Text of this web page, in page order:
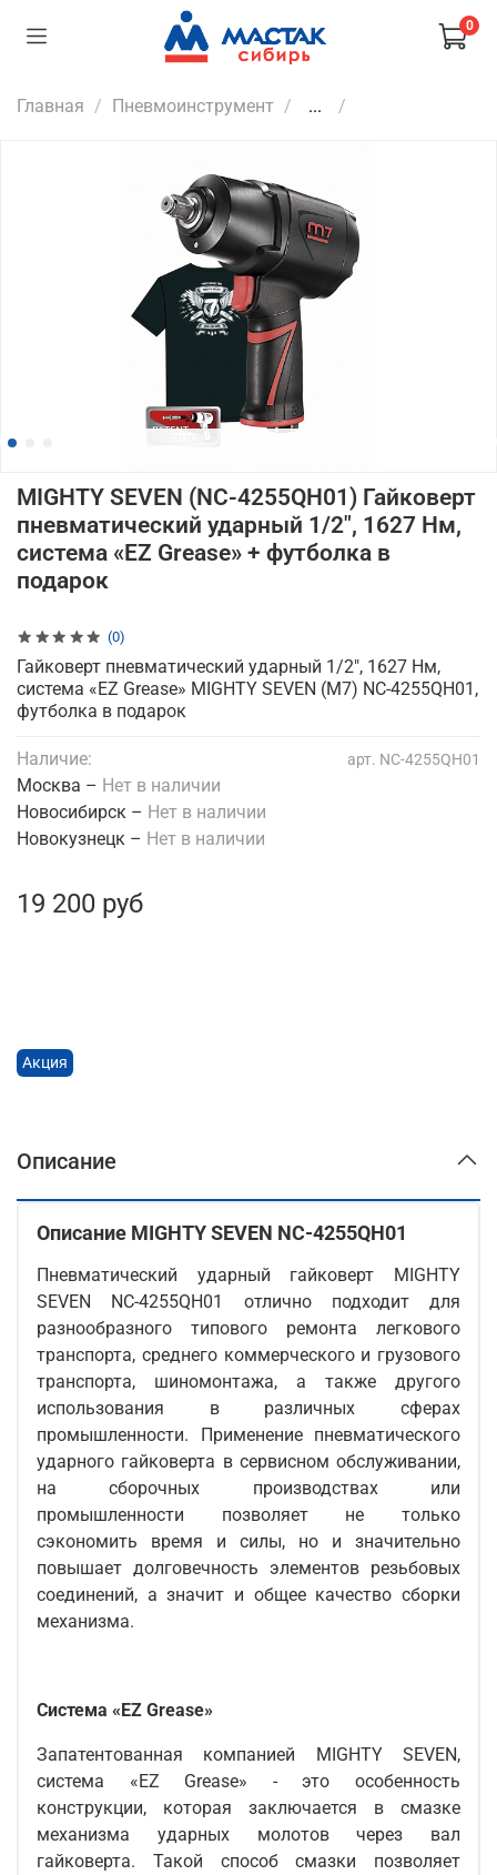
0
Главная Пневмоинструмент ...
(0)
арт. NC-4255QH01
Акция
MIGHTY SEVEN (NC-4255QH01) Гайковерт
пневматический ударный 1/2", 1627 Нм,
система «EZ Grease» + футболка в
подарок
19 200 руб
Наличие:
Москва – Нет в наличии
Новосибирск – Нет в наличии
Новокузнецк – Нет в наличии
Гайковерт пневматический ударный 1/2", 1627 Нм,
система «EZ Grease» MIGHTY SEVEN (M7) NC-4255QH01,
футболка в подарок
Описание
Описание MIGHTY SEVEN NC-4255QH01
Пневматический ударный гайковерт MIGHTY
SEVEN NC-4255QH01 отлично подходит для
разнообразного типового ремонта легкового
транспорта, среднего коммерческого и грузового
транспорта, шиномонтажа, а также другого
использования в различных сферах
промышленности. Применение пневматического
ударного гайковерта в сервисном обслуживании,
на сборочных производствах или
промышленности позволяет не только
сэкономить время и силы, но и значительно
повышает долговечность элементов резьбовых
соединений, а значит и общее качество сборки
механизма.
Система «EZ Grease»
Запатентованная компанией MIGHTY SEVEN,
система «EZ Grease» - это особенность
конструкции, которая заключается в смазке
механизма ударных молотов через вал
гайковерта. Такой способ смазки позволяет